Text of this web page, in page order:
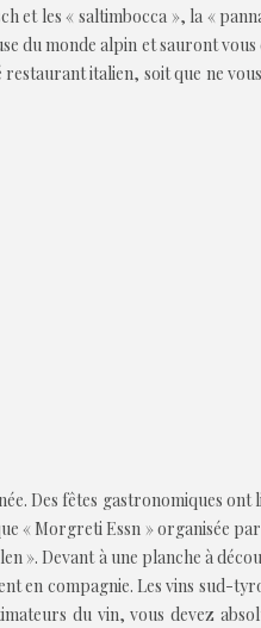
les « saltimbocca », la «
du monde alpin et sauront
italien, soit que ne
Des fêtes gastronomiques ont
« Morgreti Essn » organisée
». Devant à une planche à
en compagnie. Les vins sud-
du vin, vous devez